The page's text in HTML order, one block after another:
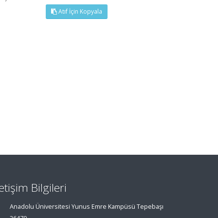
Atıf İçin Kopyala
Bilgileri
Anadolu Üniversitesi Yunus Emre Kampüsü Tepebaşı